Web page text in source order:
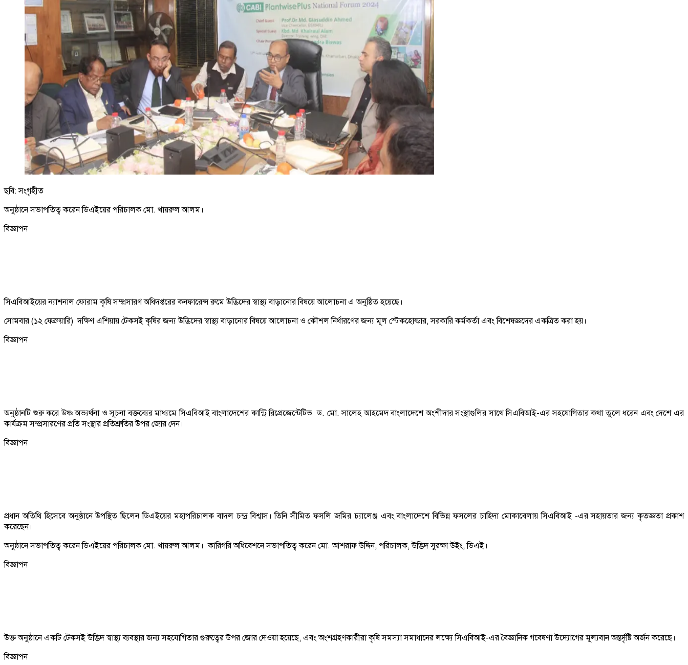
ছবি: সংগৃহীত
অনুষ্ঠানে সভাপতিত্ব করেন ডিএইয়ের পরিচালক মো. খায়রুল আলম।
বিজ্ঞাপন
সিএবিআইয়ের ন্যাশনাল ফোরাম কৃষি সম্প্রসারণ অধিদপ্তরের কনফারেন্স রুমে উদ্ভিদের স্বাস্থ্য বাড়ানোর বিষয়ে আলোচনা এ অনুষ্ঠিত হয়েছে।
সোমবার (১২ ফেব্রুয়ারি) দক্ষিণ এশিয়ায় টেকসই কৃষির জন্য উদ্ভিদের স্বাস্থ্য বাড়ানোর বিষয়ে আলোচনা ও কৌশল নির্ধারণের জন্য মূল স্টেকহোল্ডার, সরকারি কর্মকর্তা এবং বিশেষজ্ঞদের একত্রিত করা হয়।
বিজ্ঞাপন
অনুষ্ঠানটি শুরু করে উষ্ণ অভ্যর্থনা ও সূচনা বক্তব্যের মাধ্যমে সিএবিআই বাংলাদেশের কান্ট্রি রিপ্রেজেন্টেটিভ ড. মো. সালেহ আহমেদ বাংলাদেশে অংশীদার সংস্থাগুলির সাথে সিএবিআই-এর সহযোগিতার কথা তুলে ধরেন এবং দেশে এর
কার্যক্রম সম্প্রসারণের প্রতি সংস্থার প্রতিশ্রুতির উপর জোর দেন।
বিজ্ঞাপন
প্রধান অতিথি হিসেবে অনুষ্ঠানে উপস্থিত ছিলেন ডিএইয়ের মহাপরিচালক বাদল চন্দ্র বিশ্বাস। তিনি সীমিত ফসলি জমির চ্যালেঞ্জ এবং বাংলাদেশে বিভিন্ন ফসলের চাহিদা মোকাবেলায় সিএবিআই -এর সহায়তার জন্য কৃতজ্ঞতা প্রকাশ
করেছেন।
অনুষ্ঠানে সভাপতিত্ব করেন ডিএইয়ের পরিচালক মো. খায়রুল আলম। কারিগরি অধিবেশনে সভাপতিত্ব করেন মো. আশরাফ উদ্দিন, পরিচালক, উদ্ভিদ সুরক্ষা উইং, ডিএই।
বিজ্ঞাপন
উক্ত অনুষ্ঠানে একটি টেকসই উদ্ভিদ স্বাস্থ্য ব্যবস্থার জন্য সহযোগিতার গুরুত্বের উপর জোর দেওয়া হয়েছে, এবং অংশগ্রহণকারীরা কৃষি সমস্যা সমাধানের লক্ষ্যে সিএবিআই-এর বৈজ্ঞানিক গবেষণা উদ্যোগের মূল্যবান অন্তর্দৃষ্টি অর্জন করেছে।
বিজ্ঞাপন